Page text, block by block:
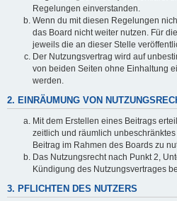
Regelungen einverstanden.
Wenn du mit diesen Regelungen
das Board nicht weiter nutzen. Für
jeweils die an dieser Stelle
Der Nutzungsvertrag wird auf
von beiden Seiten ohne Einhaltung
werden.
2. EINRÄUMUNG VON
Mit dem Erstellen eines Beitrags
zeitlich und räumlich
Beitrag im Rahmen des Boards zu
Das Nutzungsrecht nach Punkt 2,
Kündigung des Nutzungsvertrages
3. PFLICHTEN DES NUTZERS